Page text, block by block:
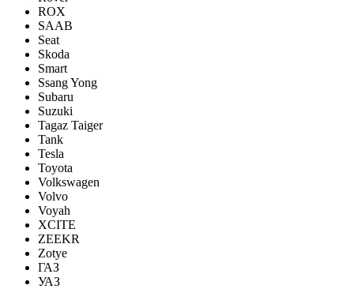
ROX
SAAB
Seat
Skoda
Smart
Ssang Yong
Subaru
Suzuki
Tagaz Taiger
Tank
Tesla
Toyota
Volkswagen
Volvo
Voyah
XCITE
ZEEKR
Zotye
ГАЗ
УАЗ